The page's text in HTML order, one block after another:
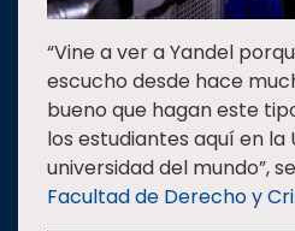
“Vine a ver a Yandel
escucho desde hace
bueno que hagan este
los estudiantes aquí en la
universidad del mundo”,
Facultad de Derecho y